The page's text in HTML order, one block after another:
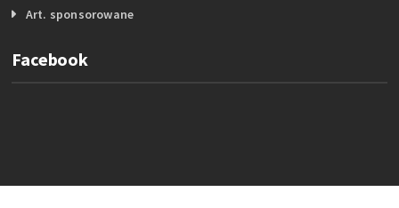
Art. sponsorowane
Facebook